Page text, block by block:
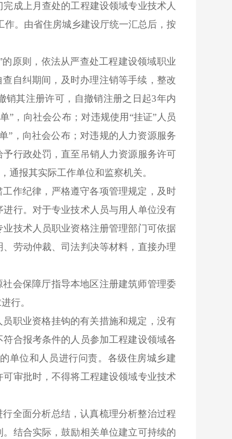
成上月查处的工程建设领域专业技术人
作。由省住房城乡建设厅统一汇总后，按
原则，依法从严查处工程建设领域职业
自纠期间，及时办理注销等手续，整改
销其注册许可，自撤销注册之日起3年内
”，向社会公布；对违规使用“挂证”人员
”，向社会公布；对违规的人力资源服务
行政处罚，直至吊销人力资源服务许可
通报其实际工作单位和监察机关。
作纪律，严格遵守各项管理规定，及时
行。对于专业技术人员与用人单位没有
技术人员职业资格注册管理部门可依据
劳动仲裁、司法判决等材料，直接办理
会保障厅指导本地区注册建筑师管理委
行。
职业资格挂钩的有关措施和规定，没有
合报考条件的人员参加工程建设领域各
单位和人员进行问责。各级住房城乡建
审批时，不得将工程建设领域专业技术
全面分析总结，认真梳理分析整治过程
结合实际，鼓励相关单位建立可持续的